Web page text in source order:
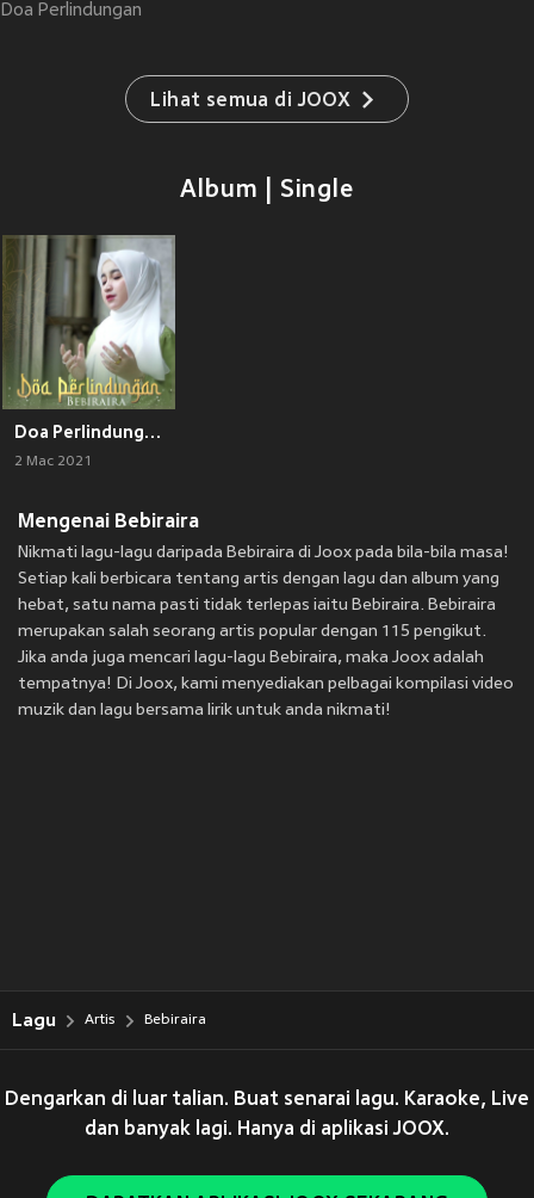
Doa Perlindungan
Lihat semua di JOOX
Album | Single
Doa Perlindungan
2 Mac 2021
Mengenai Bebiraira
Nikmati lagu-lagu daripada Bebiraira di Joox pada bila-bila masa!
Setiap kali berbicara tentang artis dengan lagu dan album yang
hebat, satu nama pasti tidak terlepas iaitu Bebiraira. Bebiraira
merupakan salah seorang artis popular dengan 115 pengikut.
Jika anda juga mencari lagu-lagu Bebiraira, maka Joox adalah
tempatnya! Di Joox, kami menyediakan pelbagai kompilasi video
muzik dan lagu bersama lirik untuk anda nikmati!
Lagu Artis Bebiraira
Dengarkan di luar talian. Buat senarai lagu. Karaoke, Live
dan banyak lagi. Hanya di aplikasi JOOX.